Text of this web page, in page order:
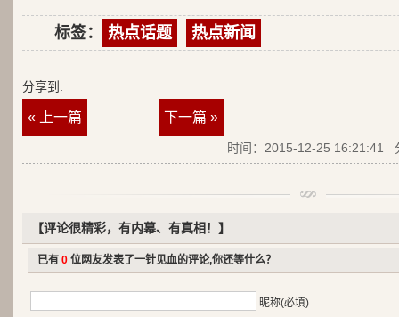
标签： 热点话题 热点新闻
分享到:
« 上一篇 下一篇 »
时间：2015-12-25 16:21:41
【评论很精彩，有内幕、有真相！】
已有 0位网友发表了一针见血的评论,你还等什么？
昵称(必填)